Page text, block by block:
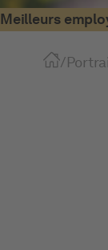
Meilleurs
/